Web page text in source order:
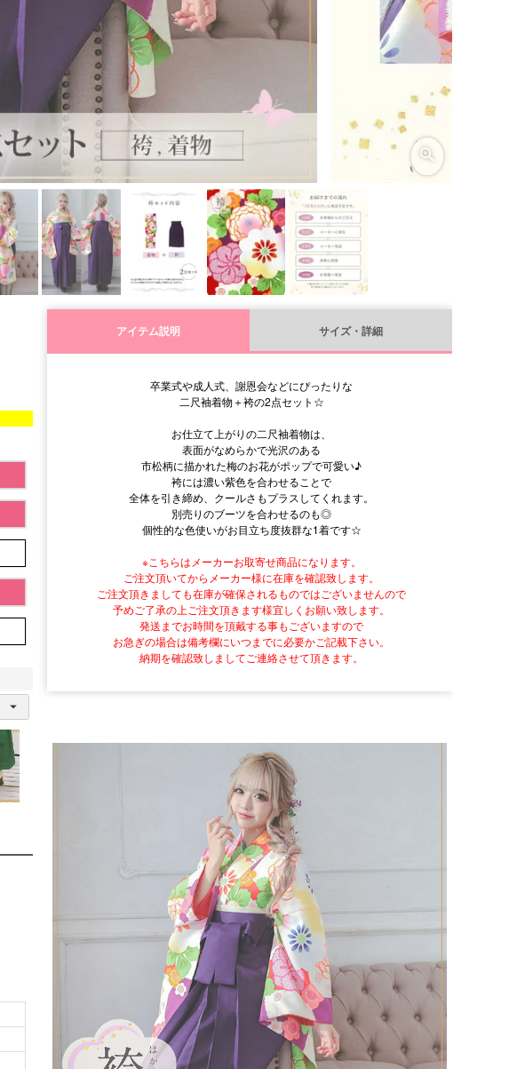
アイテム説明 サイズ・詳細
卒業式や成人式、謝恩会などにぴったりな
二尺袖着物＋袴の2点セット☆
お仕立て上がりの二尺袖着物は、
表面がなめらかで光沢のある
市松柄に描かれた梅のお花がポップで可愛い♪
袴には濃い紫色を合わせることで
全体を引き締め、クールさもプラスしてくれます。
別売りのブーツを合わせるのも◎
個性的な色使いがお目立ち度抜群な1着です☆
※こちらはメーカーお取寄せ商品になります。
ご注文頂いてからメーカー様に在庫を確認致します。
ご注文頂きましても在庫が確保されるものではございませんので
予めご了承の上ご注文頂きます様宜しくお願い致します。
発送までお時間を頂戴する事もございますので
お急ぎの場合は備考欄にいつまでに必要かご記載下さい。
納期を確認致しましてご連絡させて頂きます。